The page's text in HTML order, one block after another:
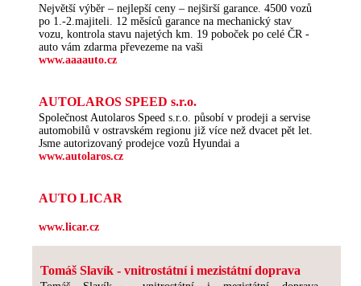
Největší výběr – nejlepší ceny – nejširší garance. 4500 vozů
po 1.-2.majiteli. 12 měsíců garance na mechanický stav
vozu, kontrola stavu najetých km. 19 poboček po celé ČR -
auto vám zdarma převezeme na vaši
www.aaaauto.cz
AUTOLAROS SPEED s.r.o.
Společnost Autolaros Speed s.r.o. působí v prodeji a servise
automobilů v ostravském regionu již více než dvacet pět let.
Jsme autorizovaný prodejce vozů Hyundai a
www.autolaros.cz
AUTO LICAR
www.licar.cz
Tomáš Slavík - vnitrostátní i mezistátní doprava